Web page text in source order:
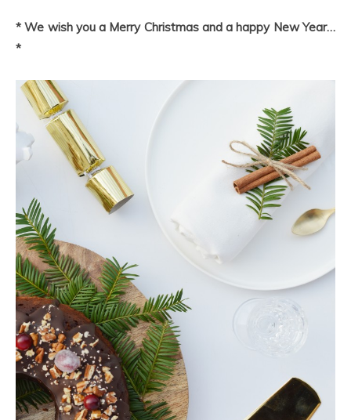
* We wish you a Merry Christmas and a happy New Year…
*